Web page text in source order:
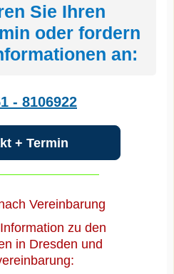
Sie Ihren
oder fordern
an:
- 8106922
+ Termin
Vereinbarung
zu den
in Dresden und